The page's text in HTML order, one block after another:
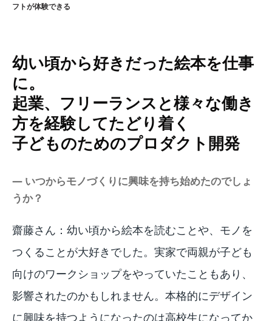
フトが体験できる
幼い頃から好きだった絵本を仕事
に。
起業、フリーランスと様々な働き
方を経験してたどり着く
子どものためのプロダクト開発
― いつからモノづくりに興味を持ち始めたのでしょ
うか？
齋藤さん：幼い頃から絵本を読むことや、モノを
つくることが大好きでした。実家で両親が子ども
向けのワークショップをやっていたこともあり、
影響されたのかもしれません。本格的にデザイン
に興味を持つようになったのは高校生になってか